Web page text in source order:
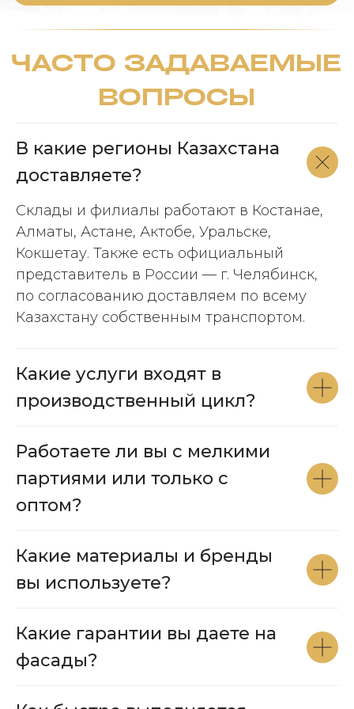
В какие регионы Казахстана
доставляете?
Склады и филиалы работают в Костанае,
Алматы, Астане, Актобе, Уральске,
Кокшетау. Также есть официальный
представитель в России — г. Челябинск,
по согласованию доставляем по всему
Казахстану собственным транспортом.
Какие услуги входят в
производственный цикл?
Работаете ли вы с мелкими
партиями или только с
оптом?
Какие материалы и бренды
вы используете?
Какие гарантии вы даете на
фасады?
ПАРТНЕРСТВО
Материалы, производство и сервис —
Ваше имя:
+7
Из какого вы города?
Начать сотрудничество
Масштабирование
Производство Материалы
Контакты:
+7 777 900 9000